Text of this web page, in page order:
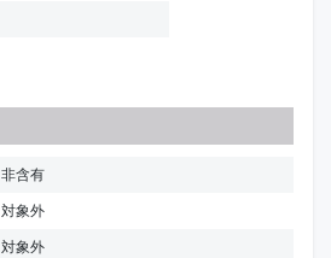
非含有
対象外
対象外